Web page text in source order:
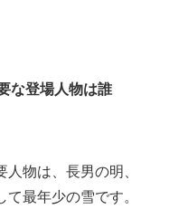
な登場人物は誰
人物は、長男の明、
最年少の雪です。